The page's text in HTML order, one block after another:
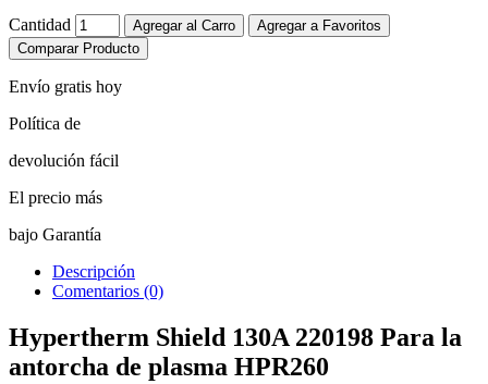
Cantidad Agregar al Carro
Agregar a Favoritos
Comparar Producto
Envío gratis hoy
Política de
devolución fácil
El precio más
bajo Garantía
Descripción
Comentarios (0)
Hypertherm Shield 130A 220198 Para la
antorcha de plasma HPR260